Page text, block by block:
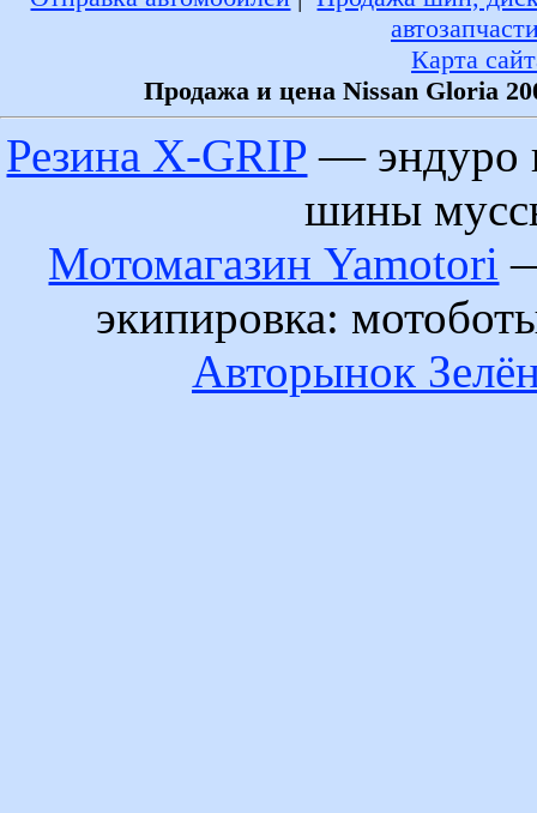
Карта
Продажа и цена Nissan Gloria
Резина X-GRIP — эндуро
шины
Мотомагазин Yamotori
экипировка:
Авторынок